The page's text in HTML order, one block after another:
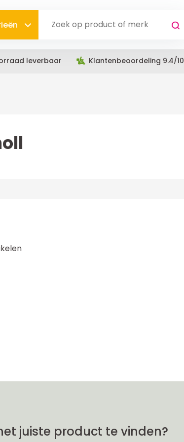
leverbaar Klantenbeoordeling 9.4/10
juiste product te vinden?